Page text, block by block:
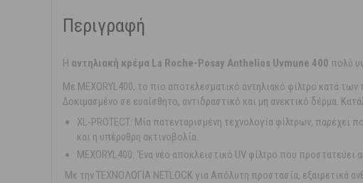
Περιγραφή
H αντηλιακή κρέμα La Rοche-Pοsay Antheliοs Uvmune 400 πολύ
Με MEXORYL400, το πιο αποτελεσματικό αντηλιακό φίλτρο κατά
Δοκιμασμένο σε ευαίσθητο, αντιδραστικό και μη ανεκτικό δέρμα.
XL-PROTECT: Mία πατενταρισμένη τεχνολογία φίλτρων,
και η υπέρυθρη ακτινοβολία.
MEXORYL400: 'Eνα νέο αποκλειστικό UV φίλτρο που προστατεύει
Με την ΤΕΧΝΟΛΟΓΙΑ NETLOCK για Απόλυτη προστασία, εξαιρετικά